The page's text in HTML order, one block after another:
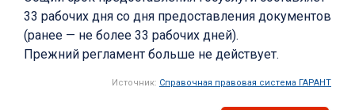
33 рабочих дня со дня предоставления документов
(ранее — не более 33 рабочих дней).
Прежний регламент больше не действует.
Источник: Справочная правовая система ГАРАНТ